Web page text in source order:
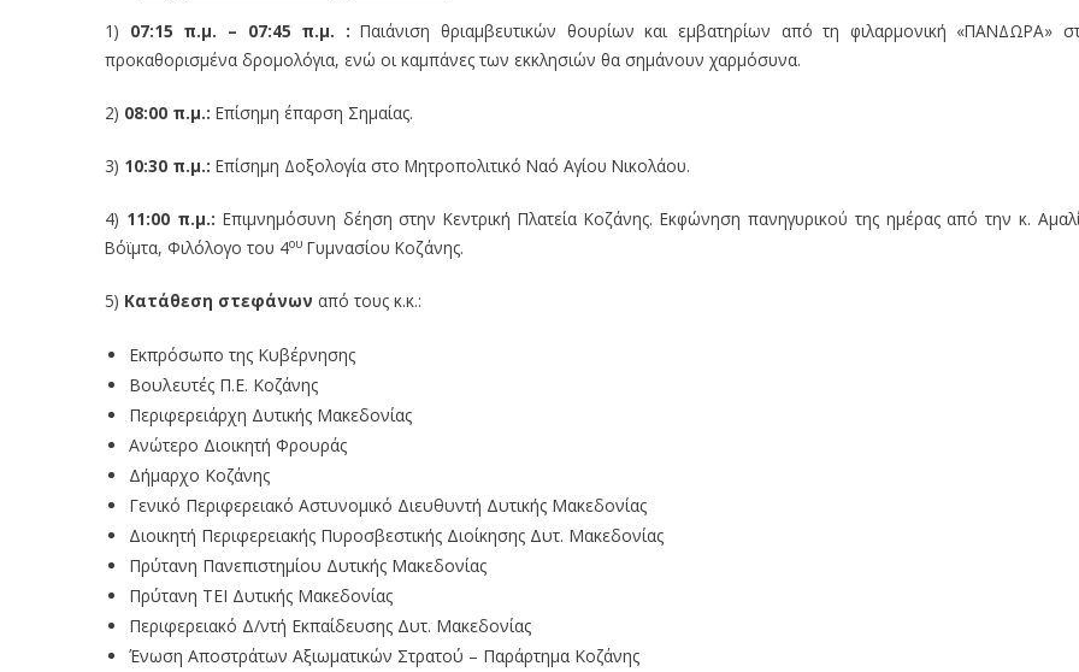
1) 07:15 π.μ. – 07:45 π.μ. :Παιάνιση θριαμβευτικών θουρίων και εμβατηρίων από τη φιλαρμονική «ΠΑΝΔΩΡΑ»
προκαθορισμένα δρομολόγια, ενώ οι καμπάνες των εκκλησιών θα σημάνουν χαρμόσυνα.
2) 08:00 π.μ.: Επίσημη έπαρση Σημαίας.
3) 10:30 π.μ.: Επίσημη Δοξολογία στο Μητροπολιτικό Ναό Αγίου Νικολάου.
4) 11:00 π.μ.: Επιμνημόσυνη δέηση στην Κεντρική Πλατεία Κοζάνης. Εκφώνηση πανηγυρικού της ημέρας από την κ.
Βόϊμτα, Φιλόλογο του 4ου Γυμνασίου Κοζάνης.
5) Κατάθεση στεφάνων από τους κ.κ.:
Εκπρόσωπο της Κυβέρνησης
Βουλευτές Π.Ε. Κοζάνης
Περιφερειάρχη Δυτικής Μακεδονίας
Ανώτερο Διοικητή Φρουράς
Δήμαρχο Κοζάνης
Γενικό Περιφερειακό Αστυνομικό Διευθυντή Δυτικής Μακεδονίας
Διοικητή Περιφερειακής Πυροσβεστικής Διοίκησης Δυτ. Μακεδονίας
Πρύτανη Πανεπιστημίου Δυτικής Μακεδονίας
Πρύτανη ΤΕΙ Δυτικής Μακεδονίας
Περιφερειακό Δ/ντή Εκπαίδευσης Δυτ. Μακεδονίας
Ένωση Αποστράτων Αξιωματικών Στρατού – Παράρτημα Κοζάνης